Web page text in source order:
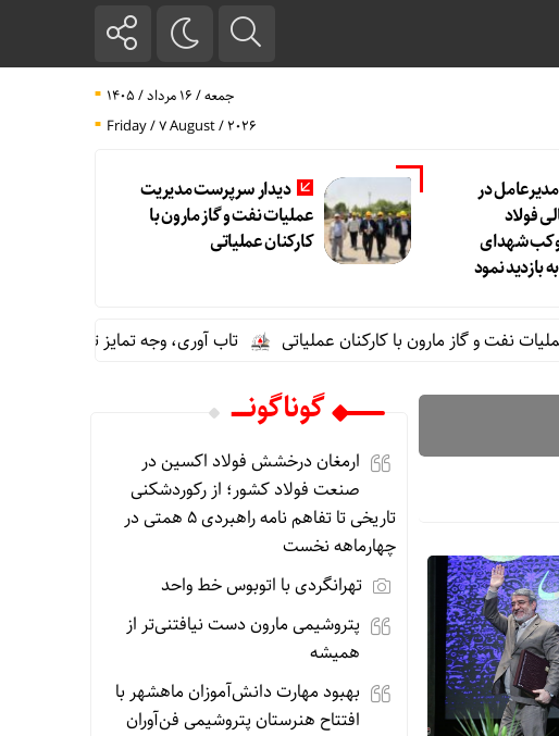
جمعه / ۱۶ مرداد / ۱۴۰۵
Friday / 7 August / 2026
در
فولاد
شهدای
بازدید نمود
دیدار سرپرست مدیریت
عملیات نفت و گاز مارون با
کارکنان عملیاتی
و گاز مارون با کارکنان عملیاتی تاب آوری، وجه تمایز تازه پتروشیمی
گوناگونـــــ
ارمغان درخشش فولاد اکسین در
صنعت فولاد کشور؛ از رکوردشکنی
تاریخی تا تفاهم نامه راهبردی ۵ همتی در
چهارماهه نخست
تهرانگردی با اتوبوس خط واحد
پتروشیمی مارون دست نیافتنی‌تر از
همیشه
بهبود مهارت دانش‌آموزان ماهشهر با
افتتاح هنرستان پتروشیمی فن‌آوران